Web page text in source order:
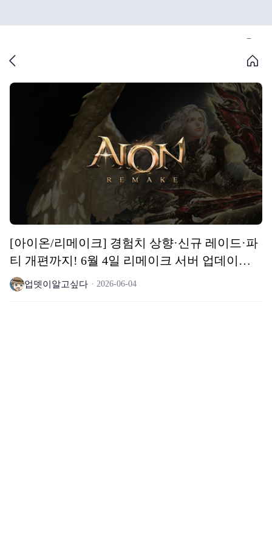
[아이온/리메이크] 경험치 상향·신규 레이드·파
티 개편까지! 6월 4일 리메이크 서버 업데이트
총정리🧐
업뎃이알고싶다 2026-06-04